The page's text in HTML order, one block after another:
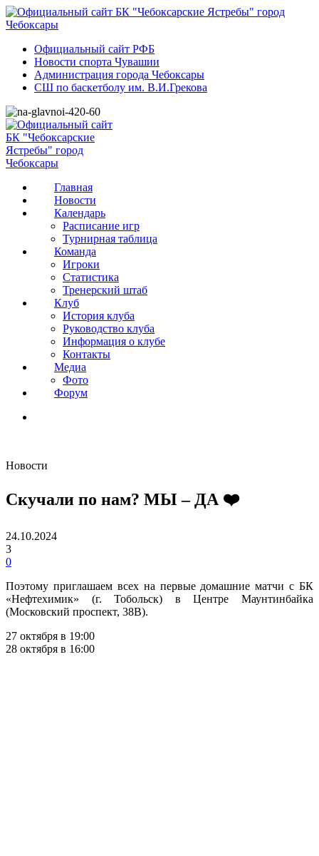
Официальный сайт РФБ
Новости спорта Чувашии
Администрация города Чебоксары
СШ по баскетболу им. В.И.Грекова
Главная
Новости
Календарь
Расписание игр
Турнирная таблица
Команда
Игроки
Статистика
Тренерский штаб
Клуб
История клуба
Руководство клуба
Информация о клубе
Контакты
Медиа
Фото
Форум
Новости
Скучали по нам? МЫ – ДА ❤️
24.10.2024
3
0
Поэтому приглашаем всех на первые домашние матчи с БК
«Нефтехимик» (г. Тобольск) в Центре Маунтинбайка
(Московский проспект, 38В).
27 октября в 19:00
28 октября в 16:00